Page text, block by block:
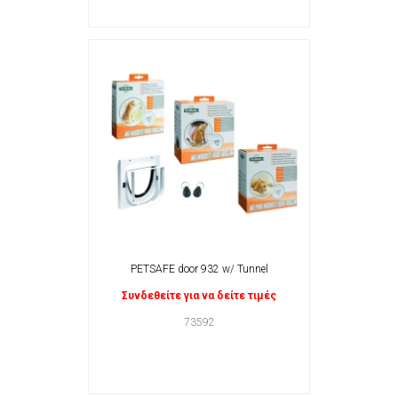
PETSAFE door 932 w/ Tunnel
Συνδεθείτε για να δείτε τιμές
73592